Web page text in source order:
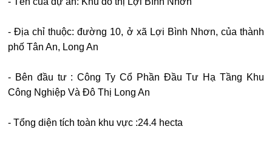
- Địa chỉ thuộc: đường 10, ở xã Lợi Bình Nhơn, của thành
phố Tân An, Long An
- Bên đầu tư : Công Ty Cổ Phần Đầu Tư Hạ Tầng Khu
Công Nghiệp Và Đô Thị Long An
- Tổng diện tích toàn khu vực :24.4 hecta